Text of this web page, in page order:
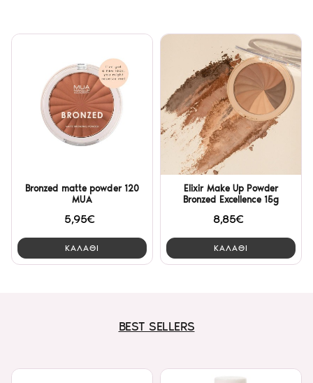
Bronzed matte powder 120
MUA
5,95€
ΚΑΛΑΘΙ
Elixir Make Up Powder
Bronzed Excellence 15g
8,85€
ΚΑΛΑΘΙ
BEST SELLERS